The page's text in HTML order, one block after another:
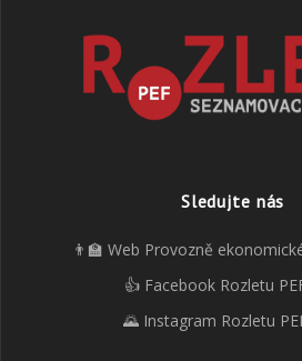
Sledujte nás
👨‍🏫 Web Provozně
👍 Facebook Rozletu
🌄 Instagram Rozletu